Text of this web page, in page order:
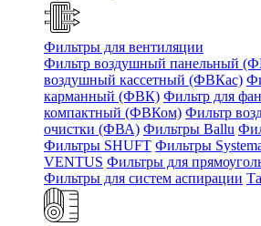
Фильтры для вентиляции
Фильтр воздушный панельный
воздушный кассетный (ФВКас)
карманный (ФВК) Фильтр для
компактный (ФВКом) Фильтр
очистки (ФВА) Фильтры Ballu
Фильтры SHUFT Фильтры
VENTUS Фильтры для
Фильтры для систем аспирации